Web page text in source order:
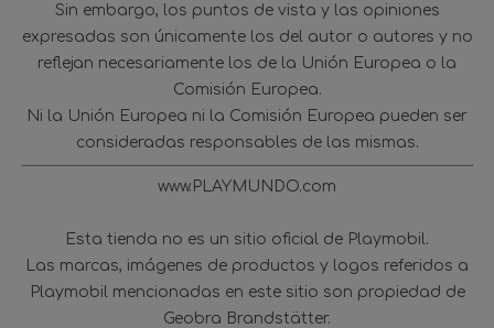
Sin embargo, los puntos de vista y las opiniones
expresadas son únicamente los del autor o autores y no
reflejan necesariamente los de la Unión Europea o la
Comisión Europea.
Ni la Unión Europea ni la Comisión Europea pueden ser
consideradas responsables de las mismas.
www.PLAYMUNDO.com
Esta tienda no es un sitio oficial de Playmobil.
Las marcas, imágenes de productos y logos referidos a
Playmobil mencionadas en este sitio son propiedad de
Geobra Brandstätter.